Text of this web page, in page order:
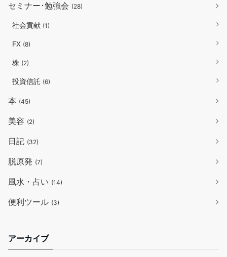
セミナー･勉強会 (28)
社会貢献 (1)
FX (8)
株 (2)
投資信託 (6)
本 (45)
美容 (2)
日記 (32)
脱原発 (7)
風水・占い (14)
便利ツール (3)
アーカイブ